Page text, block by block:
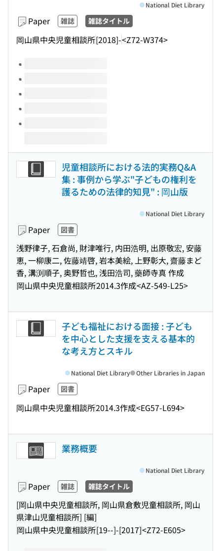
Paper 雑誌 雑誌タイトル
岡山県中央児童相談所[2018]-<Z72-W374>
National Diet Library
Volumes of this title
児童相談所における法的実務Q&A
集 : 事例から学ぶ"子どもの権利を
護るための法律的知見" : 岡山版
Paper 図書
浅野律子, 石倉尚, 財津唯行, 内田浩明, 出原敬宏, 安藤
恵, 一柳康二, 佐藤靖啓, 岩本美絵, 上野彰大, 齋藤まど
香, 溝渕順子, 奥野哲也, 浅田浩司, 藥師寺真 作成
岡山県中央児童相談所2014.3作成<AZ-549-L25>
National Diet Library
子ども福祉における面接 : 子ども
を中心とした支援を支える基本的
な考え方とスキル
Paper 図書
岡山県中央児童相談所2014.3作成<EG57-L694>
National Diet Library Other Libraries in Japan
業務概要
Paper 雑誌 雑誌タイトル
[岡山県中央児童相談所, 岡山県倉敷児童相談所, 岡山
県津山児童相談所] [編]
岡山県中央児童相談所[19--]-[2017]<Z72-E605>
National Diet Library